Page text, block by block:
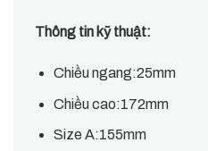
Thông tin kỹ thuật:
Chiều ngang:25mm
Chiều cao:172mm
Size A:155mm